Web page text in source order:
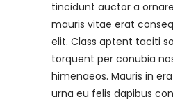
tincidunt auctor a
mauris vitae erat
elit. Class aptent taciti
torquent per conubia
himenaeos. Mauris in
urna eu felis dapibus